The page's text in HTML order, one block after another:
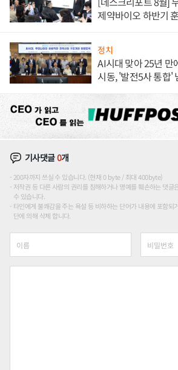
제약바이오 하반기
정치
AI시대 맞아 25년 만
시동, '발전5사 통합'
기사댓글0개
200자까지 쓰실 수 있습니다. (현재 0 byte / 최대 400byte)
저작권 등 다른 사람의 권리를 침해하거나 명예를 훼손하는 댓글
수 있습니다.
타인에게 불쾌감을 주는 욕설 등 비하하는 단어가 내용에 포함되
단에 의해 삭제 합니다.